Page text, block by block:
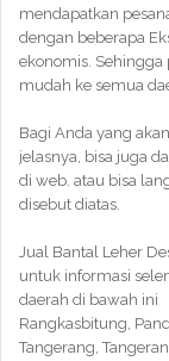
mendapatkan
dengan beberapa
ekonomis.
mudah ke semua
Bagi Anda yang
jelasnya, bisa juga
di web. atau bisa
disebut diatas.
Jual Bantal Leher
untuk informasi
daerah di bawah ini
Rangkasbitung,
Tangerang,